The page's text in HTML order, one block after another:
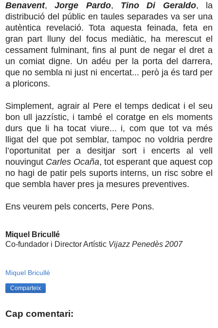
Benavent,Jorge Pardo, Tino Di Geraldo, la
distribució del públic en taules separades va ser una
autèntica revelació. Tota aquesta feinada, feta en
gran part lluny del focus mediàtic, ha merescut el
cessament fulminant, fins al punt de negar el dret a
un comiat digne. Un adéu per la porta del darrera,
que no sembla ni just ni encertat... però ja és tard per
a ploricons.
Simplement, agrair al Pere el temps dedicat i el seu
bon ull jazzístic, i també el coratge en els moments
durs que li ha tocat viure... i, com que tot va més
lligat del que pot semblar, tampoc no voldria perdre
l’oportunitat per a desitjar sort i encerts al vell
nouvingut Carles Ocaña, tot esperant que aquest cop
no hagi de patir pels suports interns, un risc sobre el
que sembla haver pres ja mesures preventives.
Ens veurem pels concerts, Pere Pons.
Miquel Bricullé
Co-fundador i Director Artístic Vijazz Penedès 2007
Miquel Bricullé
Comparteix
Cap comentari: